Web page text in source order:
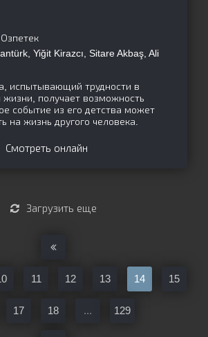
Yiğit Kirazcı, Sitare Akbaş, Ali
испытывающий трудности в
получает возможность
событие из его детства может
на жизнь другого человека.
Смотреть онлайн
Загрузить еще
11 12 13 14 15
17 18 ... 129